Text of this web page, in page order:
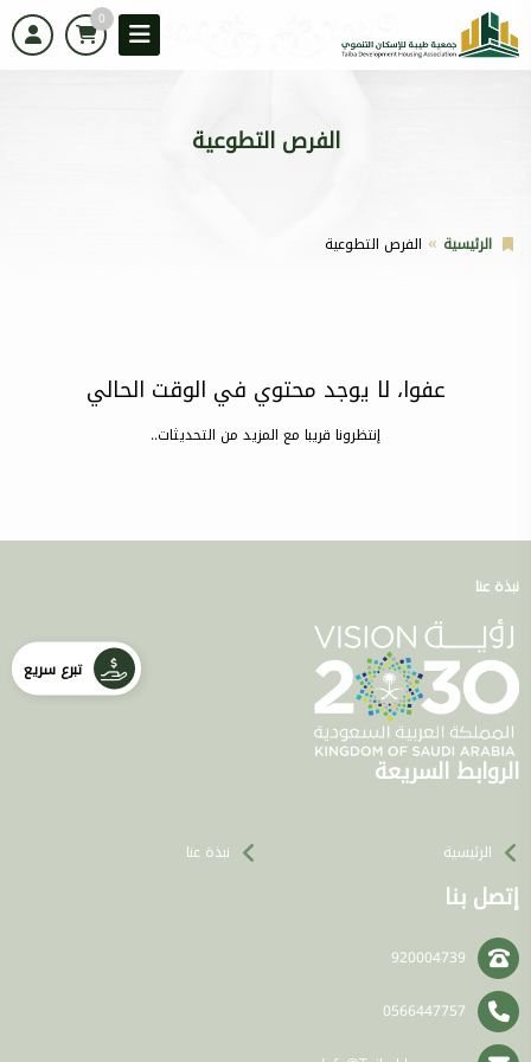
0
الفرص التطوعية
الرئيسية الفرص التطوعية
عفوا، لا يوجد محتوي في الوقت الحالي
إنتظرونا قريبا مع المزيد من التحديثات..
نبذة عنا
الروابط السريعة
الرئيسية نبذة عنا
إتصل بنا
920004739
0566447757
تبرع سريع